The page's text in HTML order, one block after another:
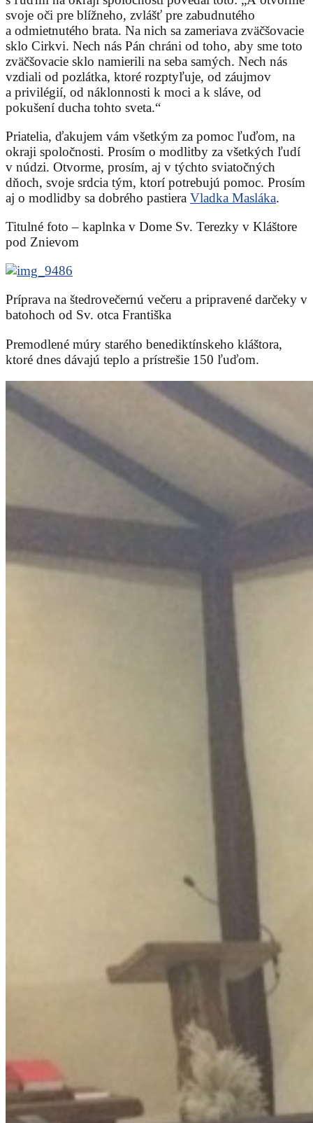
svoje oči pre blížneho, zvlášť pre zabudnutého
a odmietnutého brata. Na nich sa zameriava zväčšovacie
sklo Cirkvi. Nech nás Pán chráni od toho, aby sme toto
zväčšovacie sklo namierili na seba samých. Nech nás
vzdiali od pozlátka, ktoré rozptyľuje, od záujmov
a privilégií, od náklonnosti k moci a k sláve, od
pokušení ducha tohto sveta.“
Priatelia, ďakujem vám všetkým za pomoc ľuďom, na
okraji spoločnosti. Prosím o modlitby za všetkých ľudí
v núdzi. Otvorme, prosím, aj v týchto sviatočných
dňoch, svoje srdcia tým, ktorí potrebujú pomoc. Prosím
aj o modlidby sa dobrého pastiera Vladka Masláka.
Titulné foto – kaplnka v Dome Sv. Terezky v Kláštore
pod Znievom
Príprava na štedrovečernú večeru a pripravené darčeky v
batohoch od Sv. otca Františka
Premodlené múry starého benediktínskeho kláštora,
ktoré dnes dávajú teplo a prístrešie 150 ľuďom.